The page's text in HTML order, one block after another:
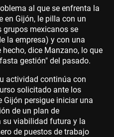
al que se enfrenta la
en Gijón, le pilla con un
mexicanos se
la empresa) y con una
dice Manzano, lo que
gestión" del pasado.
actividad continúa con
solicitado ante los
persigue iniciar una
de un plan de
su viabilidad futura y la
de puestos de trabajo